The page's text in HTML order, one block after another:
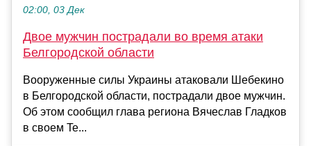
02:00, 03 Дек
Двое мужчин пострадали во время атаки
Белгородской области
Вооруженные силы Украины атаковали Шебекино
в Белгородской области, пострадали двое мужчин.
Об этом сообщил глава региона Вячеслав Гладков
в своем Te...